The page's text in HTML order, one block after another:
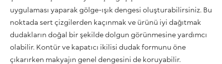
uygulaması yaparak gölge-ışık dengesi oluşturabilirsiniz. Bu
noktada sert çizgilerden kaçınmak ve ürünü iyi dağıtmak
dudakların doğal bir şekilde dolgun görünmesine yardımcı
olabilir. Kontür ve kapatıcı ikilisi dudak formunu öne
çıkarırken makyajın genel dengesini de koruyabilir.